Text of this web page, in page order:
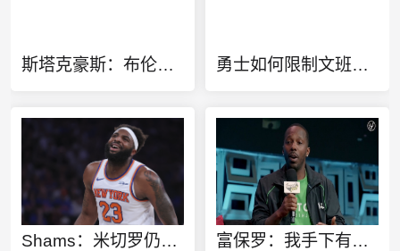
斯塔克豪斯：布伦森13岁就很特别 那时他就会侧步创造空间 勇士如何限制文班的？斯塔克豪斯：我们有追梦 纽约可用小个防他
Shams：米切罗仍然坚定地计划出战总决赛G1 他是在自己家中受伤的 富保罗：我手下有些拿到顶薪的年轻人总过度消费 但这钱不经花